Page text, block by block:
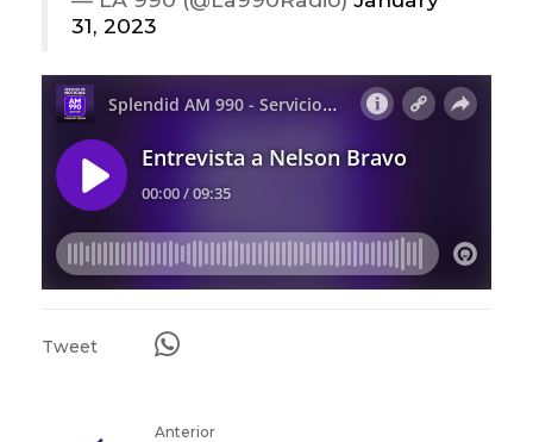
31, 2023
Tweet
Anterior